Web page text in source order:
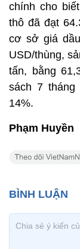
chính cho
thô đã đạt
cơ sở giá
USD/thùng,
tấn, bằng
sách 7
14%.
Phạm Huyền